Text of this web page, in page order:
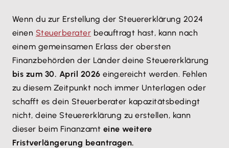
Wenn du zur Erstellung der Steuererklärung 2024
einen Steuerberater beauftragt hast, kann nach
einem gemeinsamen Erlass der obersten
Finanzbehörden der Länder deine Steuererklärung
bis zum 30. April 2026 eingereicht werden. Fehlen
zu diesem Zeitpunkt noch immer Unterlagen oder
schafft es dein Steuerberater kapazitätsbedingt
nicht, deine Steuererklärung zu erstellen, kann
dieser beim Finanzamt eine weitere
Fristverlängerung beantragen.